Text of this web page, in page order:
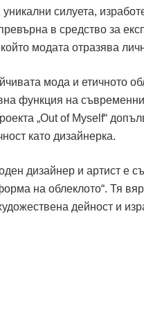
силуета,
в средство за
модата отразява
мода и етичното
функция на
„Out of Myself“
като дизайнерка.
дизайнер и артист е
на облеклото“. Тя
дейност и